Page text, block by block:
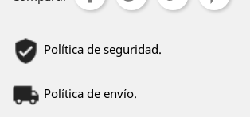
Política de seguridad.
Política de envío.